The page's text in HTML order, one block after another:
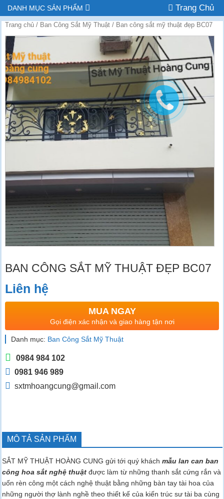
DANH MỤC SẢN PHẨM Trang Chủ
Trang chủ / Ban Công Sắt Mỹ Thuật / Ban công sắt mỹ thuật đẹp BC07
BAN CÔNG SẮT MỸ THUẬT ĐẸP BC07
Liên hệ
MUA NGAY
Gọi điện xác nhận và giao hàng tận nơi
Danh mục: Ban Công Sắt Mỹ Thuật
0984 984 102
0981 946 989
sxtmhoangcung@gmail.com
MÔ TẢ SẢN PHẨM
SẮT MỸ THUẬT HOÀNG CUNG gửi tới quý khách mẫu lan can ban
công hoa sắt nghệ thuậtđược làm từ những thanh sắt cứng rắn và
uốn rèn công một cách nghệ thuật bằng những bàn tay tài hoa của
những người thợ lành nghề theo thiết kế của kiến trúc sư tài ba cùng